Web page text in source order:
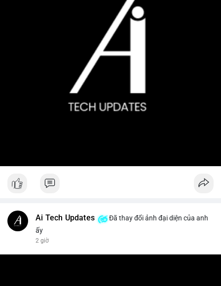
Ai Tech Updates
Đã thay đổi ảnh đại diện của anh
ấy
2 giờ